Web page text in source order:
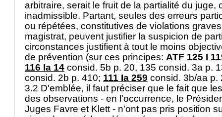
arbitraire, serait le fruit de la partialité du juge,
inadmissible. Partant, seules des erreurs
ou répétées, constitutives de violations
magistrat, peuvent justifier la suspicion de
circonstances justifient à tout le moins
de prévention (sur ces principes: ATF 125 I
116 Ia 14 consid. 5b p. 20, 135 consid. 3a p.
consid. 2b p. 410; 111 Ia 259 consid. 3b/aa p.
3.2 D'emblée, il faut préciser que le fait que
des observations - en l'occurrence, le
Juges Favre et Klett - n'ont pas pris position